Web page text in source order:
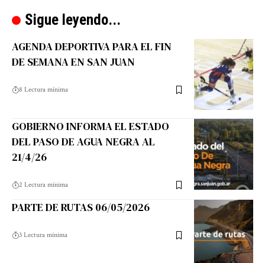
Sigue leyendo...
AGENDA DEPORTIVA PARA EL FIN
DE SEMANA EN SAN JUAN
8 Lectura mínima
GOBIERNO INFORMA EL ESTADO
DEL PASO DE AGUA NEGRA AL
21/4/26
2 Lectura mínima
PARTE DE RUTAS 06/05/2026
3 Lectura mínima